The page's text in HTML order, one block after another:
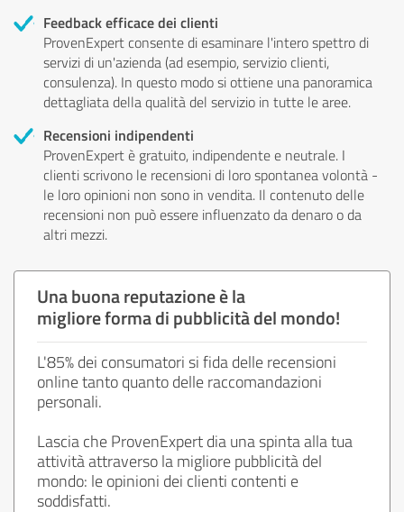
Feedback efficace dei clienti
ProvenExpert consente di esaminare l'intero spettro di
servizi di un'azienda (ad esempio, servizio clienti,
consulenza). In questo modo si ottiene una panoramica
dettagliata della qualità del servizio in tutte le aree.
Recensioni indipendenti
ProvenExpert è gratuito, indipendente e neutrale. I
clienti scrivono le recensioni di loro spontanea volontà -
le loro opinioni non sono in vendita. Il contenuto delle
recensioni non può essere influenzato da denaro o da
altri mezzi.
Una buona reputazione è la
migliore forma di pubblicità del mondo!
L'85% dei consumatori si fida delle recensioni
online tanto quanto delle raccomandazioni
personali.
Lascia che ProvenExpert dia una spinta alla tua
attività attraverso la migliore pubblicità del
mondo: le opinioni dei clienti contenti e
soddisfatti.